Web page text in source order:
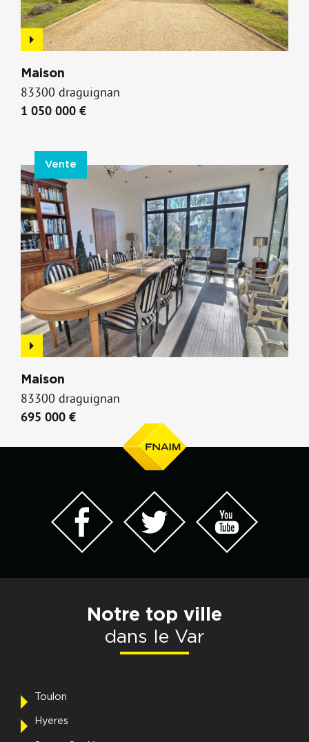
Maison
83300 draguignan
1 050 000 €
Vente
Maison
83300 draguignan
695 000 €
Notre top ville
dans le Var
Toulon
Hyeres